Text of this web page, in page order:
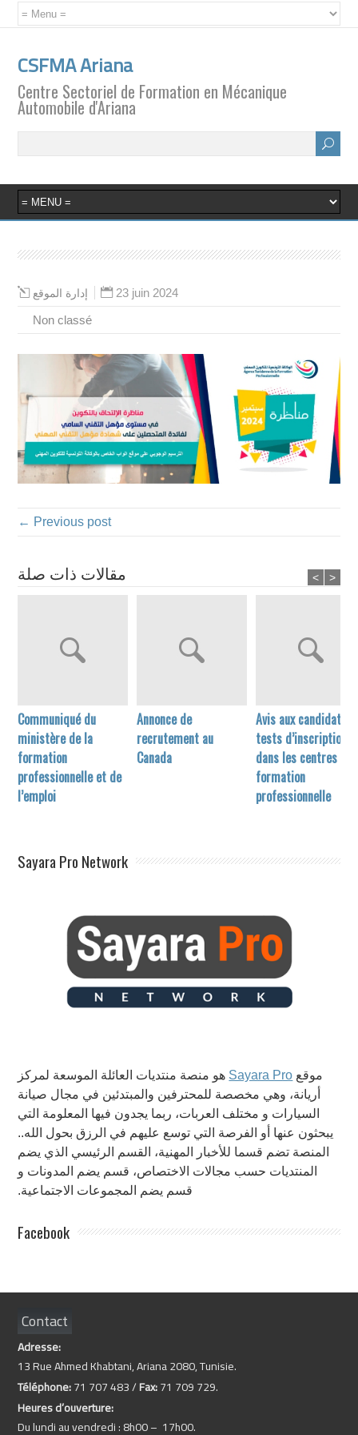
CSFMA Ariana
Centre Sectoriel de Formation en Mécanique
Automobile d'Ariana
إدارة الموقع
23 juin 2024
Non classé
← Previous post
مقالات ذات صلة
Communiqué du
ministère de la
formation
professionnelle et de
l’emploi
Annonce de
recrutement au
Canada
Avis aux candidats
tests d’inscription
dans les centres de
formation
professionnelle
< >
Sayara Pro Network
موقع Sayara Pro هو منصة منتديات العائلة الموسعة لمركز
أريانة، وهي مخصصة للمحترفين والمبتدئين في مجال صيانة
السيارات و مختلف العربات، ربما يجدون فيها المعلومة التي
يبحثون عنها أو الفرصة التي توسع عليهم في الرزق بحول الله..
المنصة تضم قسما للأخبار المهنية، القسم الرئيسي الذي يضم
المنتديات حسب مجالات الاختصاص، قسم يضم المدونات و
قسم يضم المجموعات الاجتماعية.
Facebook
Contact
Adresse:
13 Rue Ahmed Khabtani, Ariana 2080, Tunisie.
Téléphone:71 707 483 /Fax:71 709 729.
Heures d’ouverture:
Du lundi au vendredi : 8h00 – 17h00.